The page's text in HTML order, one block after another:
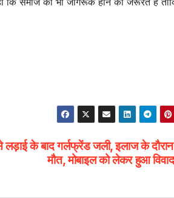
लड़ाई के बाद गर्लफ्रेंड जली, इलाज के
मौत, मोबाइल को लेकर हुआ